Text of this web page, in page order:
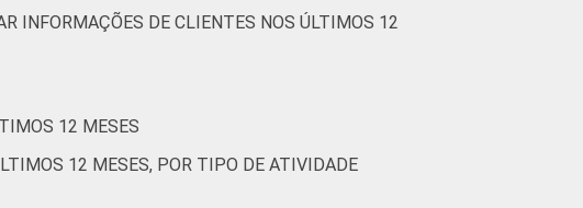
INFORMAÇÕES DE CLIENTES NOS ÚLTIMOS 12
12 MESES
12 MESES, POR TIPO DE ATIVIDADE